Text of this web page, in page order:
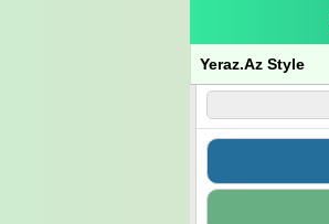
Yeraz.Az Style